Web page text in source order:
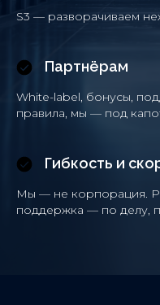
S3 — разворачиваем
Партнёрам
White-label, бонусы,
правила, мы — под
Гибкость и
Мы — не корпорация.
поддержка — по делу,